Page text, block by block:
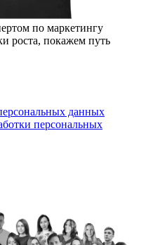
по маркетингу
роста, покажем путь
данных
персональных